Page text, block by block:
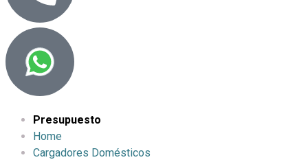
Presupuesto
Home
Cargadores Domésticos